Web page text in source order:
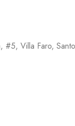
#5, Villa Faro,